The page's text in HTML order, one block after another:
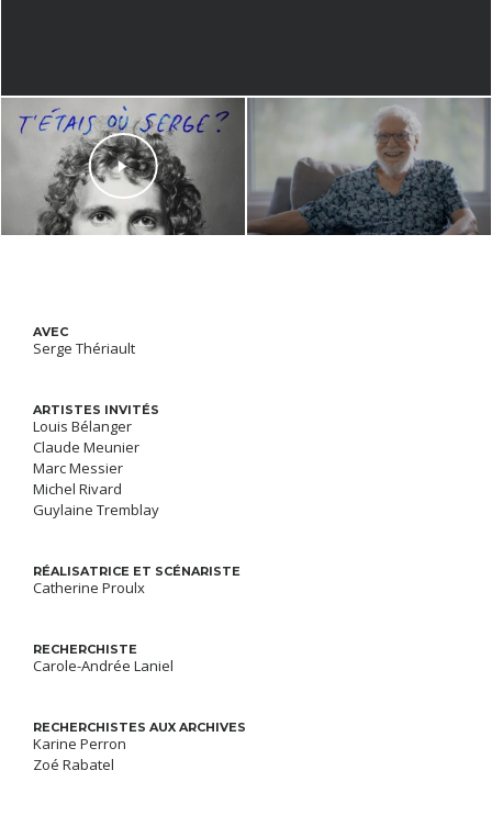
AVEC
Serge Thériault
ARTISTES INVITÉS
Louis Bélanger
Claude Meunier
Marc Messier
Michel Rivard
Guylaine Tremblay
RÉALISATRICE ET SCÉNARISTE
Catherine Proulx
RECHERCHISTE
Carole-Andrée Laniel
RECHERCHISTES AUX ARCHIVES
Karine Perron
Zoé Rabatel